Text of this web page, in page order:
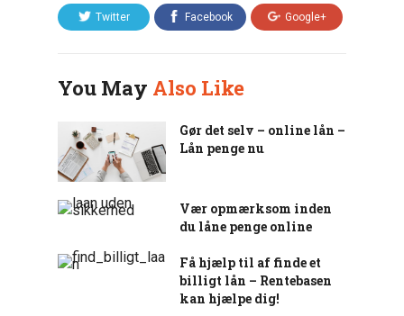
Twitter Facebook Google+
You May Also Like
Gør det selv – online lån –
Lån penge nu
Vær opmærksom inden
du låne penge online
Få hjælp til af finde et
billigt lån – Rentebasen
kan hjælpe dig!